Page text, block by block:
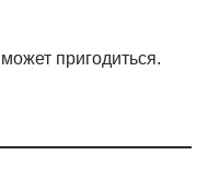
пригодиться.